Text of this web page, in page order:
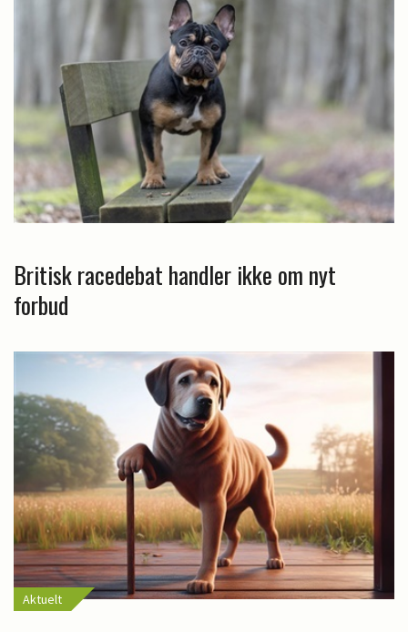
Britisk racedebat handler ikke om nyt
forbud
Aktuelt